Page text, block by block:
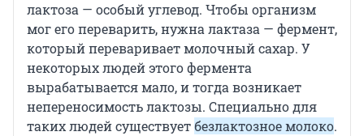
лактоза — особый углевод. Чтобы организм
мог его переварить, нужна лактаза — фермент,
который переваривает молочный сахар. У
некоторых людей этого фермента
вырабатывается мало, и тогда возникает
непереносимость лактозы. Специально для
таких людей существуетбезлактозное молоко.